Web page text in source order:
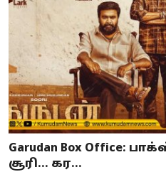
Garudan Box Office:
சூரி... கர...